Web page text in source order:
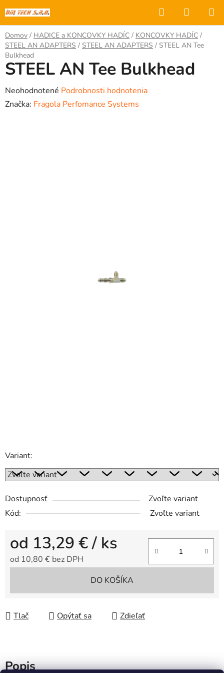
na
obsah
Hľadať
KOŠÍK
Domov / HADICE a KONCOVKY HADÍC / KONCOVKY HADÍC /
STEEL AN ADAPTERS / STEEL AN ADAPTERS / STEEL AN Tee
Bulkhead
Variant:
Dostupnosť
Zvoľte variant
Kód:
Zvoľte variant
od 13,29 €/ ks
od 10,80 € bez DPH
DO KOŠÍKA
Tlač Opýtať sa Zdieľať
STEEL AN Tee Bulkhead
Priemerné
hodnotenie
Neohodnotené Podrobnosti hodnotenia
Značka: Fragola Perfomance Systems
Popis